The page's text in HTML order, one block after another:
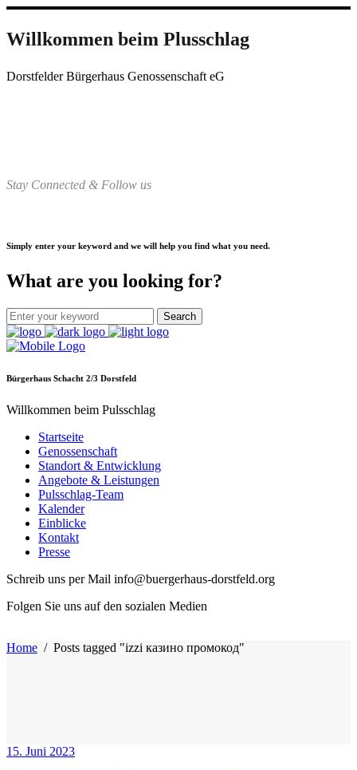
Willkommen beim Plusschlag
Dorstfelder Bürgerhaus Genossenschaft eG
Stay Connected & Follow us
Simply enter your keyword and we will help you find what you need.
What are you looking for?
Bürgerhaus Schacht 2/3 Dorstfeld
Willkommen beim Pulsschlag
Startseite
Genossenschaft
Standort & Entwicklung
Angebote & Leistungen
Pulsschlag-Team
Kalender
Einblicke
Kontakt
Presse
Schreib uns per Mail info@buergerhaus-dorstfeld.org
Folgen Sie uns auf den sozialen Medien
Home / Posts tagged "izzi казино промокод"
15. Juni 2023